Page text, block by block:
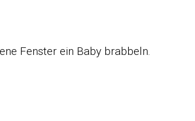
Fenster ein Baby brabbeln.